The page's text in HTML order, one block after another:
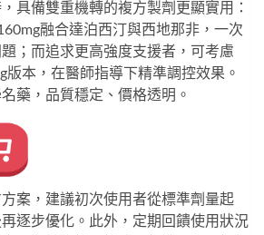
具備雙重機轉的複方製劑更顯實用：
融合達泊西汀與西地那非，一次
；而追求更高強度支援者，可考慮
版本，在醫師指導下精準調控效果。
藥，品質穩定、價格透明。
案，建議初次使用者從標準劑量起
逐步優化。此外，定期回饋使用狀況